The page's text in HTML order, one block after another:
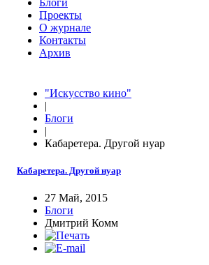
Блоги
Проекты
О журнале
Контакты
Архив
"Искусство кино"
|
Блоги
|
Кабаретера. Другой нуар
Кабаретера. Другой нуар
27 Май, 2015
Блоги
Дмитрий Комм